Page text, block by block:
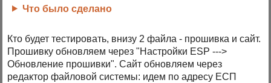
Что было сделано
Кто будет тестировать, внизу 2 файла - прошивка и сайт.
Прошивку обновляем через "Настройки ESP --->
Обновление прошивки". Сайт обновляем через
редактор файловой системы: идем по адресу ЕСП